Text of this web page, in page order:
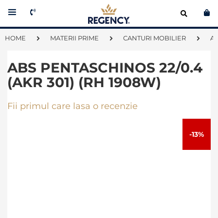
HOME MATERII PRIME CANTURI MOBILIER
-13%
ABS PENTASCHINOS 22/0.4
(AKR 301) (RH 1908W)
Fii primul care lasa o recenzie